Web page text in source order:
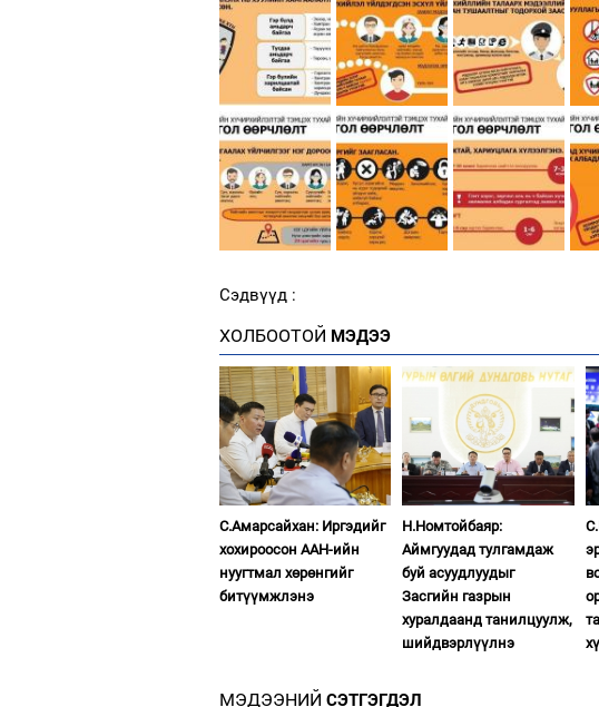
Сэдвүүд :
ХОЛБООТОЙ МЭДЭЭ
С.Амарсайхан: Иргэдийг
хохироосон ААН-ийн
нуугтмал хөрөнгийг
битүүмжлэнэ
Н.Номтойбаяр:
Аймгуудад тулгамдаж
буй асуудлуудыг
Засгийн газрын
хуралдаанд танилцуулж,
шийдвэрлүүлнэ
МЭДЭЭНИЙ СЭТГЭГДЭЛ